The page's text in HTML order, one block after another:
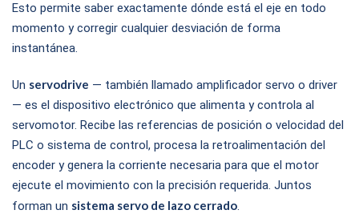
Esto permite saber exactamente dónde está el eje en todo
momento y corregir cualquier desviación de forma
instantánea.
Un servodrive — también llamado amplificador servo o driver
— es el dispositivo electrónico que alimenta y controla al
servomotor. Recibe las referencias de posición o velocidad del
PLC o sistema de control, procesa la retroalimentación del
encoder y genera la corriente necesaria para que el motor
ejecute el movimiento con la precisión requerida. Juntos
forman un sistema servo de lazo cerrado.